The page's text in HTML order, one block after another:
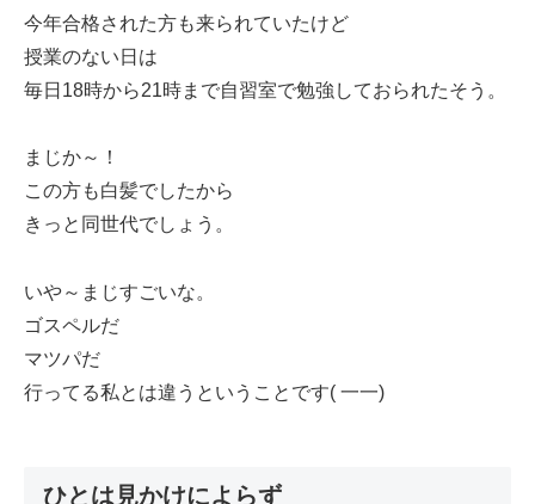
今年合格された方も来られていたけど
授業のない日は
毎日18時から21時まで自習室で勉強しておられたそう。
まじか～！
この方も白髪でしたから
きっと同世代でしょう。
いや～まじすごいな。
ゴスペルだ
マツパだ
行ってる私とは違うということです( 一一)
ひとは見かけによらず